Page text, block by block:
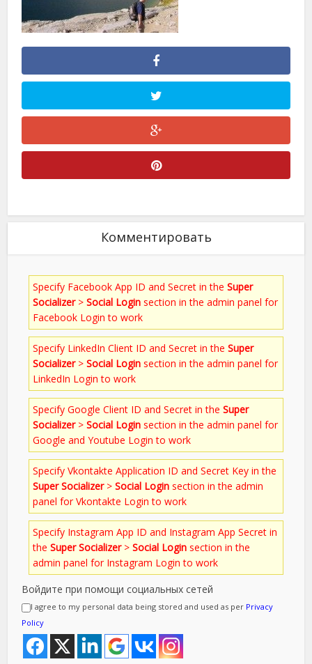
Комментировать
Specify Facebook App ID and Secret in theSuper
Socializer>Social Login section in the admin panel for
Facebook Login to work
Specify LinkedIn Client ID and Secret in theSuper
Socializer>Social Login section in the admin panel for
LinkedIn Login to work
Specify Google Client ID and Secret in theSuper
Socializer>Social Login section in the admin panel for
Google and Youtube Login to work
Specify Vkontakte Application ID and Secret Key in the
Super Socializer>Social Login section in the admin
panel for Vkontakte Login to work
Specify Instagram App ID and Instagram App Secret in
theSuper Socializer>Social Login section in the
admin panel for Instagram Login to work
Войдите при помощи социальных сетей
I agree to my personal data being stored and used as per Privacy
Policy